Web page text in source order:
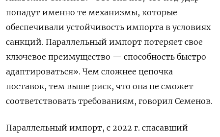
попадут именно те механизмы, которые
обеспечивали устойчивость импорта в условиях
санкций. Параллельный импорт потеряет свое
ключевое преимущество — способность быстро
адаптироваться». Чем сложнее цепочка
поставок, тем выше риск, что она не сможет
соответствовать требованиям, говорил Семенов.
Параллельный импорт, с 2022 г. спасавший